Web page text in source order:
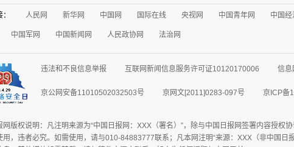
人民网 新华网 中国网 国际在线 央视网 中国青年网 中国经
中国军网 中国新闻网 人民政协网 法治网
违法和不良信息举报 互联网新闻信息服务许可证10120170006 信息
京公网安备11010502032503号 京网文[2011]0283-097号 京ICP备
网版权说明：凡注明来源为“中国日报网：XXX（署名）”，除与中国日报网签署内容授权
用，违者必究。如需使用，请与010-84883777联系；凡本网注明“来源：XXX（非中国日